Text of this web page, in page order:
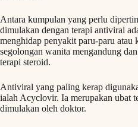
Antara kumpulan yang perlu
dimulakan dengan terapi antiviral
menghidap penyakit paru-paru
segolongan wanita mengandung
terapi steroid.
Antiviral yang paling kerap
ialah Acyclovir. Ia merupakan ubat
dimulakan oleh doktor.